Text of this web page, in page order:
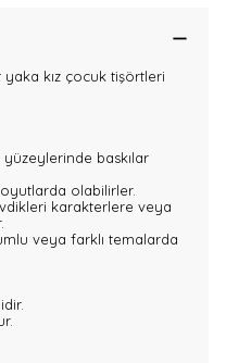
yaka kız çocuk tişörtleri
baskılar
olabilirler.
karakterlere veya
veya farklı temalarda